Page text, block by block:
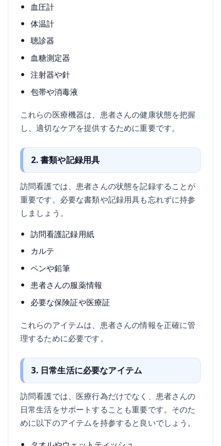
血圧計
体温計
聴診器
血糖測定器
注射器や針
包帯や消毒液
これらの医療機器は、患者さんの健康状態を把握
し、適切なケアを提供するために重要です。
2. 書類や記録用具
訪問看護では、患者さんの状態を記録することが
重要です。必要な書類や記録用具も忘れずに持参
しましょう。
訪問看護記録用紙
カルテ
ペンや鉛筆
患者さんの服薬情報
必要な保険証や医療証
これらのアイテムは、患者さんの情報を正確に管
理するために必要です。
3. 日常生活に必要なアイテム
訪問看護では、医療行為だけでなく、患者さんの
日常生活をサポートすることも重要です。そのた
めに以下のアイテムを持参すると良いでしょう。